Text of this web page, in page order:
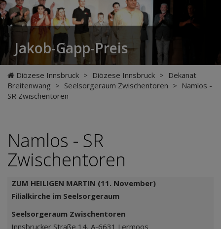
Jakob-Gapp-Preis
Diözese Innsbruck > Diözese Innsbruck > Dekanat
Breitenwang > Seelsorgeraum Zwischentoren > Namlos -
SR Zwischentoren
Namlos - SR
Zwischentoren
ZUM HEILIGEN MARTIN (11. November)
Filialkirche im Seelsorgeraum
Seelsorgeraum Zwischentoren
Innsbrucker Straße 14, A-6631 Lermoos